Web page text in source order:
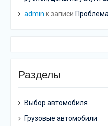
admin к записи
Разделы
Выбор автомобиля
Грузовые автомобили